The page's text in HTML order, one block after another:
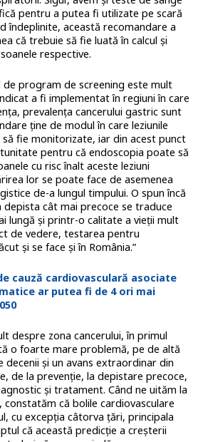
pentru a putea fi utilizate pe scară
îndeplinite, această recomandare a
că trebuie să fie luată în calcul și
respective.
de program de screening este mult
a fi implementat în regiuni în care
prevalența cancerului gastric sunt
ține de modul în care leziunile
fie monitorizate, iar din acest punct
pentru că endoscopia poate să
cu risc înalt aceste leziuni
lor se poate face de asemenea
de-a lungul timpului. O spun încă
cât mai precoce se traduce
lungă și printr-o calitate a vieții mult
de vedere, testarea pentru
și se face și în România.”
cauză cardiovasculară asociate
ar putea fi de 4 ori mai
despre zona cancerului, în primul
o foarte mare problemă, pe de altă
și un avans extraordinar din
de la prevenție, la depistare precoce,
și tratament. Când ne uităm la
că bolile cardiovasculare
cu excepția câtorva țări, principala
că această predicție a creșterii